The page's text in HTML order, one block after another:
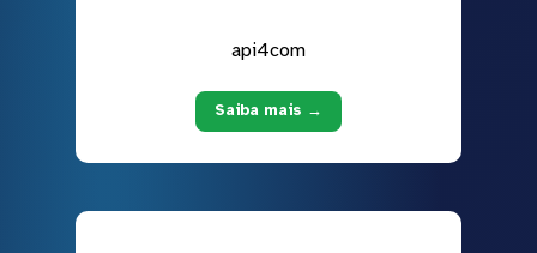
api4com
Saiba mais →